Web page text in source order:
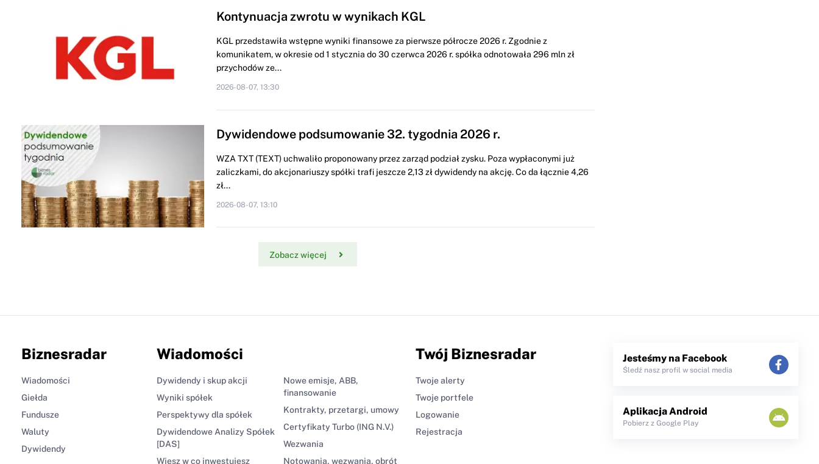
Kontynuacja zwrotu w wynikach KGL
KGL przedstawiła wstępne wyniki finansowe za pierwsze półrocze 2026 r. Zgodnie z
komunikatem, w okresie od 1 stycznia do 30 czerwca 2026 r. spółka odnotowała 296 mln zł
przychodów ze...
2026-08-07, 13:30
Dywidendowe podsumowanie 32. tygodnia 2026 r.
WZA TXT (TEXT) uchwaliło proponowany przez zarząd podział zysku. Poza wypłaconymi już
zaliczkami, do akcjonariuszy spółki trafi jeszcze 2,13 zł dywidendy na akcję. Co da łącznie 4,26
zł...
2026-08-07, 13:10
Zobacz więcej
Biznesradar
Wiadomości
Giełda
Fundusze
Waluty
Dywidendy
Wiadomości
Dywidendy i skup akcji
Wyniki spółek
Perspektywy dla spółek
Dywidendowe Analizy Spółek
[DAS]
Wiesz w co inwestujesz
Nowe emisje, ABB,
finansowanie
Kontrakty, przetargi, umowy
Certyfikaty Turbo (ING N.V.)
Wezwania
Notowania, wezwania, obrót
Twój Biznesradar
Twoje alerty
Twoje portfele
Logowanie
Rejestracja
Jesteśmy na Facebook
Śledź nasz profil w social media
Aplikacja Android
Pobierz z Google Play